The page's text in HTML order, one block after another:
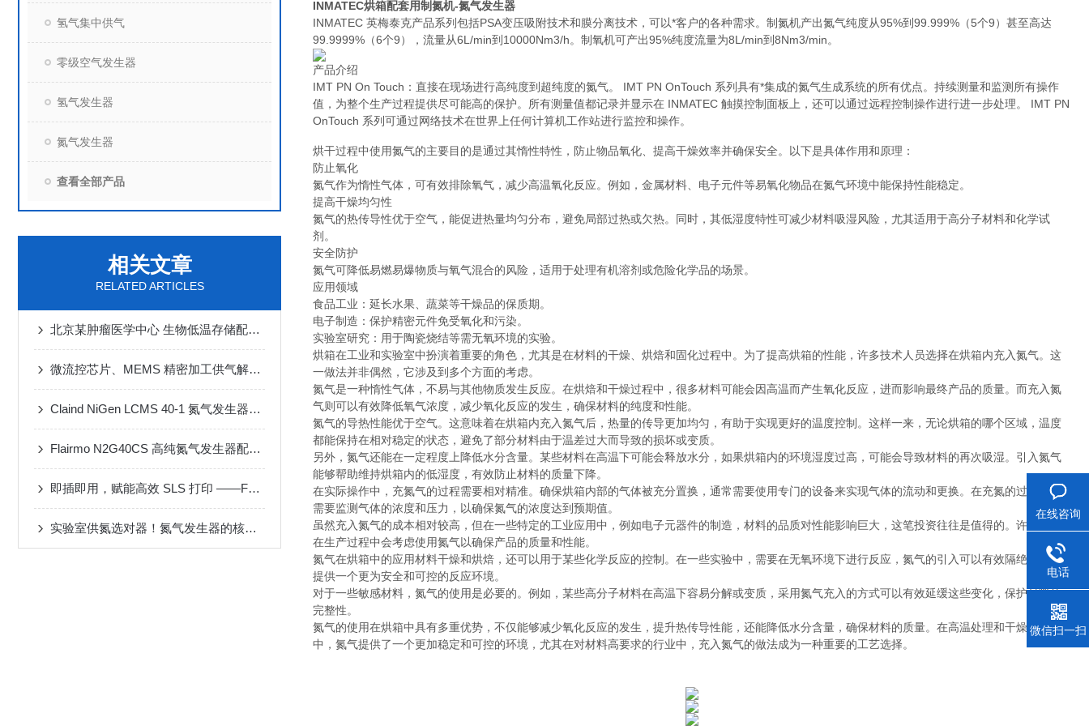
氢气集中供气
零级空气发生器
氢气发生器
氮气发生器
查看全部产品
相关文章
RELATED ARTICLES
北京某肿瘤医学中心 生物低温存储配套一体式氮气发生器
微流控芯片、MEMS 精密加工供气解决方案
Claind NiGen LCMS 40-1 氮气发生器维修案例
Flairmo N2G40CS 高纯氮气发生器配套 MF-3D 动态配气装置应用案例
即插即用，赋能高效 SLS 打印 ——FLAIRMO 氮气发生器应用成功案例
实验室供氮选对器！氮气发生器的核心性能与选型攻略
INMATEC烘箱配套用制氮机-氮气发生器
INMATEC 英梅泰克产品系列包括PSA变压吸附技术和膜分离技术，可以*客户的各种需求。制氮机产出氮气纯度从95%到99.999%（5个9）甚至高达
99.9999%（6个9），流量从6L/min到10000Nm3/h。制氧机可产出95%纯度流量为8L/min到8Nm3/min。
产品介绍
IMT PN On Touch：直接在现场进行高纯度到超纯度的氮气。 IMT PN OnTouch 系列具有*集成的氮气生成系统的所有优点。持续测量和监测所有操作
值，为整个生产过程提供尽可能高的保护。所有测量值都记录并显示在 INMATEC 触摸控制面板上，还可以通过远程控制操作进行进一步处理。 IMT PN
OnTouch 系列可通过网络技术在世界上任何计算机工作站进行监控和操作。
烘干过程中使用氮气的主要目的是通过其惰性特性，防止物品氧化、提高干燥效率并确保安全。以下是具体作用和原理：
防止氧化
氮气作为惰性气体，可有效排除氧气，减少高温氧化反应。例如， 金属材料、 电子元件等易氧化物品在氮气环境中能保持性能稳定。
提高干燥均匀性
氮气的热传导性优于空气，能促进热量均匀分布，避免局部过热或欠热。同时，其低湿度特性可减少材料吸湿风险，尤其适用于高分子材料和化学试
剂。
安全防护
氮气可降低易燃易爆物质与氧气混合的风险，适用于处理有机溶剂或危险化学品的场景。
应用领域
食品工业：延长水果、蔬菜等干燥品的保质期。
电子制造：保护精密元件免受氧化和污染。
实验室研究：用于陶瓷烧结等需无氧环境的实验。
烘箱在工业和实验室中扮演着重要的角色，尤其是在材料的干燥、烘焙和固化过程中。为了提高烘箱的性能，许多技术人员选择在烘箱内充入氮气。这
一做法并非偶然，它涉及到多个方面的考虑。
氮气是一种惰性气体，不易与其他物质发生反应。在烘焙和干燥过程中，很多材料可能会因高温而产生氧化反应，进而影响最终产品的质量。而充入氮
气则可以有效降低氧气浓度，减少氧化反应的发生，确保材料的纯度和性能。
氮气的导热性能优于空气。这意味着在烘箱内充入氮气后，热量的传导更加均匀，有助于实现更好的温度控制。这样一来，无论烘箱的哪个区域，温度
都能保持在相对稳定的状态，避免了部分材料由于温差过大而导致的损坏或变质。
另外，氮气还能在一定程度上降低水分含量。某些材料在高温下可能会释放水分，如果烘箱内的环境湿度过高，可能会导致材料的再次吸湿。引入氮气
能够帮助维持烘箱内的低湿度，有效防止材料的质量下降。
在实际操作中，充氮气的过程需要相对精准。确保烘箱内部的气体被充分置换，通常需要使用专门的设备来实现气体的流动和更换。在充氮的过程中，
需要监测气体的浓度和压力，以确保氮气的浓度达到预期值。
虽然充入氮气的成本相对较高，但在一些特定的工业应用中，例如电子元器件的制造，材料的品质对性能影响巨大，这笔投资往往是值得的。许多企业
在生产过程中会考虑使用氮气以确保产品的质量和性能。
氮气在烘箱中的应用材料干燥和烘焙，还可以用于某些化学反应的控制。在一些实验中，需要在无氧环境下进行反应，氮气的引入可以有效隔绝空气，
提供一个更为安全和可控的反应环境。
对于一些敏感材料，氮气的使用是必要的。例如，某些高分子材料在高温下容易分解或变质，采用氮气充入的方式可以有效延缓这些变化，保护材料的
完整性。
氮气的使用在烘箱中具有多重优势，不仅能够减少氧化反应的发生，提升热传导性能，还能降低水分含量，确保材料的质量。在高温处理和干燥过程
中，氮气提供了一个更加稳定和可控的环境，尤其在对材料高要求的行业中，充入氮气的做法成为一种重要的工艺选择。
在线咨询
电话
微信扫一扫